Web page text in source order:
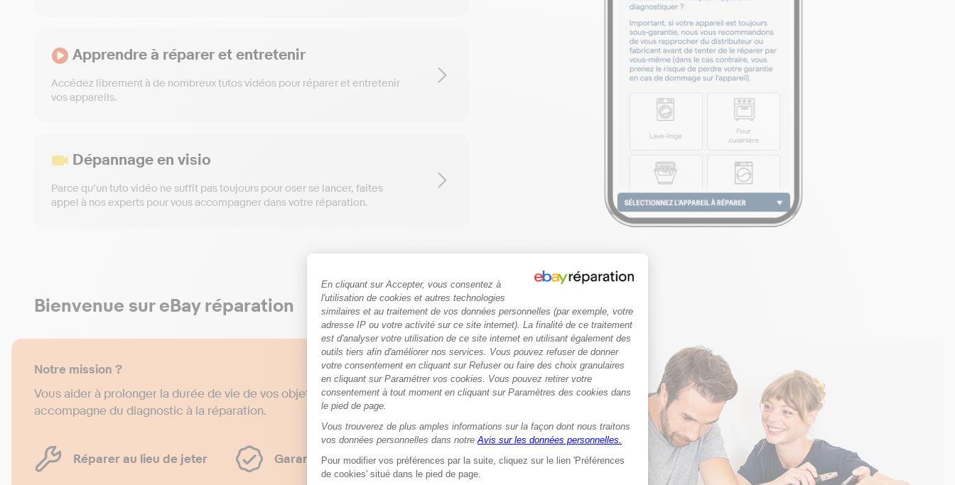
Apprendre à réparer et entretenir
Accédez librement à de nombreux tutos vidéos pour réparer et entretenir
vos appareils.
Dépannage en visio
Parce qu’un tuto vidéo ne suffit pas toujours pour oser se lancer, faites
appel à nos experts pour vous accompagner dans votre réparation.
Bienvenue sur eBay réparation
Notre mission ?
Vous aider à prolonger la durée de vie de vos objets. eBay réparation vous
accompagne du diagnostic à la réparation.
Réparer au lieu de jeter Garantie client eBay